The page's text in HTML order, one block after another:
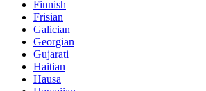
Finnish
Frisian
Galician
Georgian
Gujarati
Haitian
Hausa